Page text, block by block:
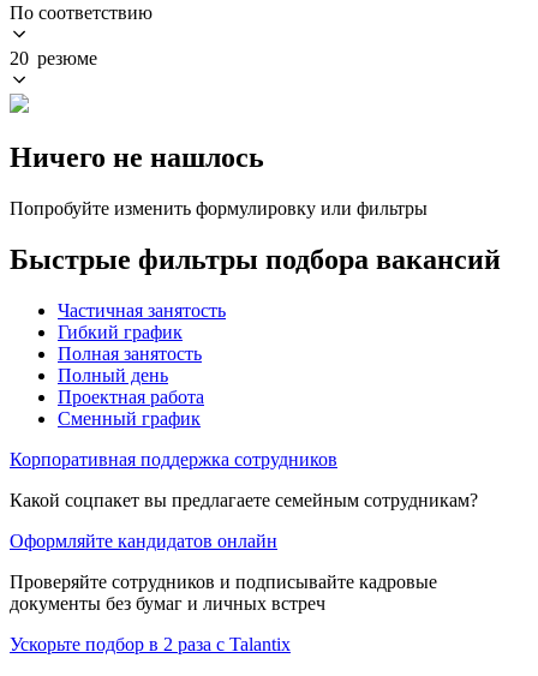
По соответствию
20 резюме
Ничего не нашлось
Попробуйте изменить формулировку или фильтры
Быстрые фильтры подбора вакансий
Частичная занятость
Гибкий график
Полная занятость
Полный день
Проектная работа
Сменный график
Корпоративная поддержка сотрудников
Какой соцпакет вы предлагаете семейным сотрудникам?
Оформляйте кандидатов онлайн
Проверяйте сотрудников и подписывайте кадровые
документы без бумаг и личных встреч
Ускорьте подбор в 2 раза с Talantix